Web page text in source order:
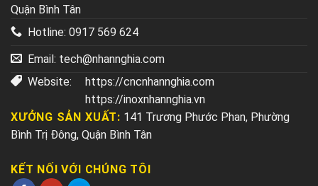
Quận Bình Tân
Hotline: 0917 569 624
Email: tech@nhannghia.com
Website:
https://cncnhannghia.com
https://inoxnhannghia.vn
XƯỞNG SẢN XUẤT: 141 Trương Phước Phan, Phường
Bình Trị Đông, Quận Bình Tân
KẾT NỐI VỚI CHÚNG TÔI